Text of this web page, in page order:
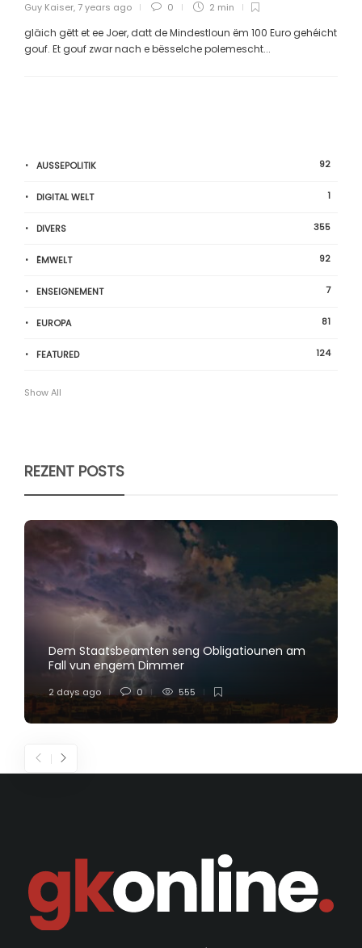
Guy Kaiser, 7 years ago 0 2 min
gläich gëtt et ee Joer, datt de Mindestloun ëm 100 Euro gehéicht
gouf. Et gouf zwar nach e bësselche polemescht...
AUSSEPOLITIK 92
DIGITAL WELT 1
DIVERS 355
ËMWELT 92
ENSEIGNEMENT 7
EUROPA 81
FEATURED 124
Show All
REZENT POSTS
Dem Staatsbeamten seng Obligatiounen am
Fall vun engem Dimmer
2 days ago 0 555